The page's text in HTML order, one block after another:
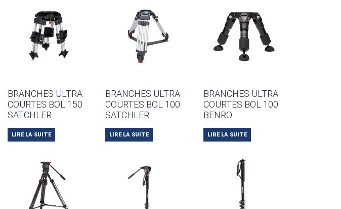
BRANCHES ULTRA
COURTES BOL 150
SATCHLER
LIRE LA SUITE
BRANCHES ULTRA
COURTES BOL 100
SATCHLER
LIRE LA SUITE
BRANCHES ULTRA
COURTES BOL 100
BENRO
LIRE LA SUITE